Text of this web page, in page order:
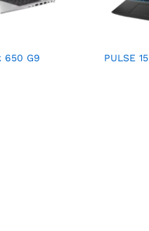
650 G9 PULSE 15